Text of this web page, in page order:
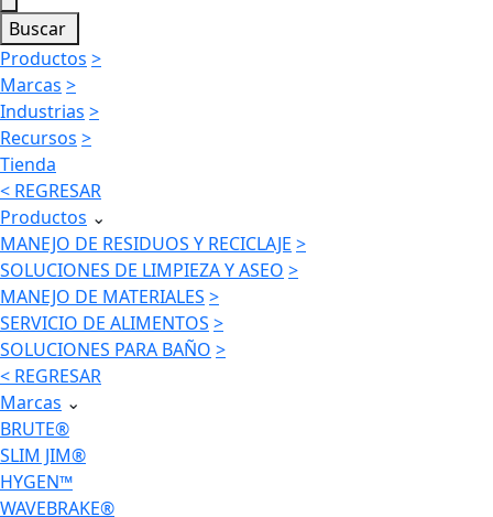
Buscar
Productos >
Marcas >
Industrias >
Recursos >
Tienda
< REGRESAR
Productos ⌄
MANEJO DE RESIDUOS Y RECICLAJE >
SOLUCIONES DE LIMPIEZA Y ASEO >
MANEJO DE MATERIALES >
SERVICIO DE ALIMENTOS >
SOLUCIONES PARA BAÑO >
< REGRESAR
Marcas ⌄
BRUTE®
SLIM JIM®
HYGEN™
WAVEBRAKE®